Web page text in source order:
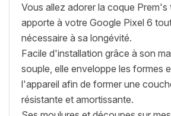
Vous allez adorer la coque Prem's
apporte à votre Google Pixel 6
nécessaire à sa longévité.
Facile d'installation grâce à son
souple, elle enveloppe les formes
l'appareil afin de former une
résistante et amortissante.